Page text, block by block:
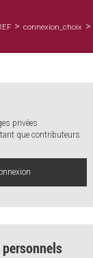
> connexion_choix >
privées
tant que contributeurs
personnels